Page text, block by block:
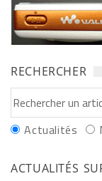
RECHERCHER
Actualités
ACTUALITÉS